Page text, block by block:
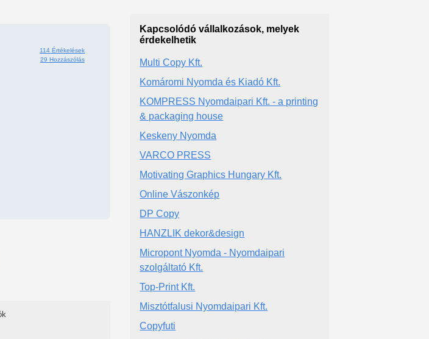
114 Értékelések
29 Hozzászólás
Kapcsolódó vállalkozások, melyek
érdekelhetik
Multi Copy Kft.
Komáromi Nyomda és Kiadó Kft.
KOMPRESS Nyomdaipari Kft. - a printing
& packaging house
Keskeny Nyomda
VARCO PRESS
Motivating Graphics Hungary Kft.
Online Vászonkép
DP Copy
HANZLIK dekor&design
Micropont Nyomda - Nyomdaipari
szolgáltató Kft.
Top-Print Kft.
Misztótfalusi Nyomdaipari Kft.
Copyfuti